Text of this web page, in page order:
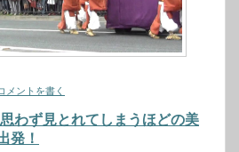
メントを書く
わず見とれてしまうほどの美
発！